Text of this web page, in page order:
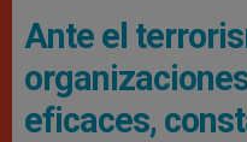
Ante el
eficaces,